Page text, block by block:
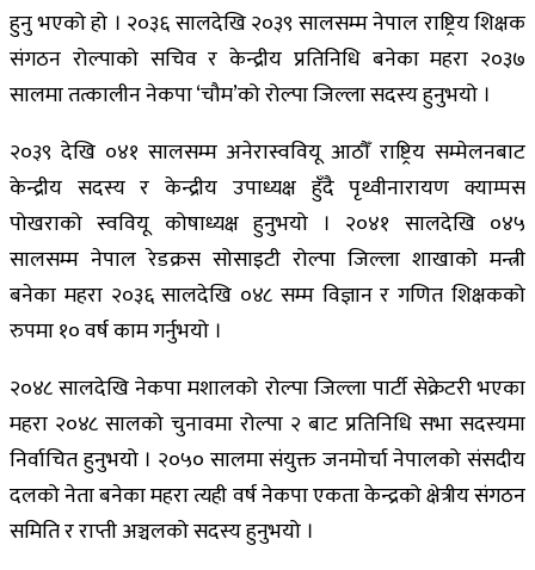
हुनु भएको हो । २०३६ सालदेखि २०३९ सालसम्म नेपाल राष्ट्रिय शिक्षक
संगठन रोल्पाको सचिव र केन्द्रीय प्रतिनिधि बनेका महरा २०३७
सालमा तत्कालीन नेकपा ‘चौम’को रोल्पा जिल्ला सदस्य हुनुभयो ।
२०३९ देखि ०४१ सालसम्म अनेरास्ववियू आठौँ राष्ट्रिय सम्मेलनबाट
केन्द्रीय सदस्य र केन्द्रीय उपाध्यक्ष हुँदै पृथ्वीनारायण क्याम्पस
पोखराको स्ववियू कोषाध्यक्ष हुनुभयो । २०४१ सालदेखि ०४५
सालसम्म नेपाल रेडक्रस सोसाइटी रोल्पा जिल्ला शाखाको मन्त्री
बनेका महरा २०३६ सालदेखि ०४८ सम्म विज्ञान र गणित शिक्षकको
रुपमा १० वर्ष काम गर्नुभयो ।
२०४८ सालदेखि नेकपा मशालको रोल्पा जिल्ला पार्टी सेक्रेटरी भएका
महरा २०४८ सालको चुनावमा रोल्पा २ बाट प्रतिनिधि सभा सदस्यमा
निर्वाचित हुनुभयो । २०५० सालमा संयुक्त जनमोर्चा नेपालको संसदीय
दलको नेता बनेका महरा त्यही वर्ष नेकपा एकता केन्द्रको क्षेत्रीय संगठन
समिति र राप्ती अञ्चलको सदस्य हुनुभयो ।